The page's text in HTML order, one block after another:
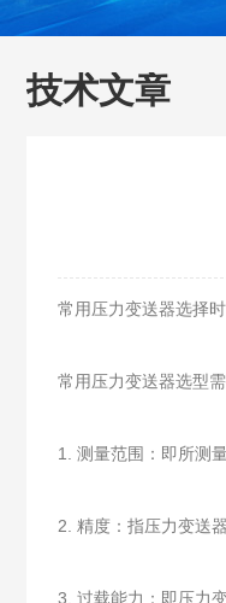
技术文章
常用压力变送器选择
常用压力变送器选型
1. 测量范围：即所测
2. 精度：指压力变送
3. 过载能力：即压力